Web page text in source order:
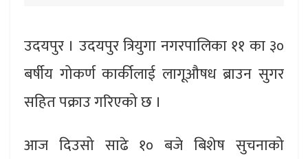
उदयपुर । उदयपुर त्रियुगा नगरपालिका ११ का ३०
बर्षीय गोकर्ण कार्कीलाई लागूऔषध ब्राउन सुगर
सहित पक्राउ गरिएको छ ।
आज दिउसो साढे १० बजे बिशेष सुचनाको